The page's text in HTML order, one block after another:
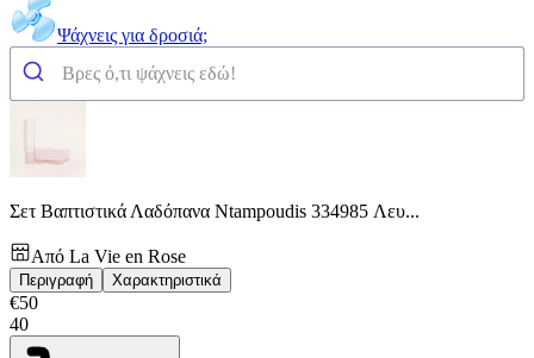
Ψάχνεις για δροσιά;
Σετ Βαπτιστικά Λαδόπανα Ntampoudis 334985 Λευ...
Από La Vie en Rose
Περιγραφή Χαρακτηριστικά
€50
40